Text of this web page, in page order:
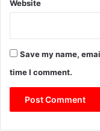
Website
Save my name,
time I comment.